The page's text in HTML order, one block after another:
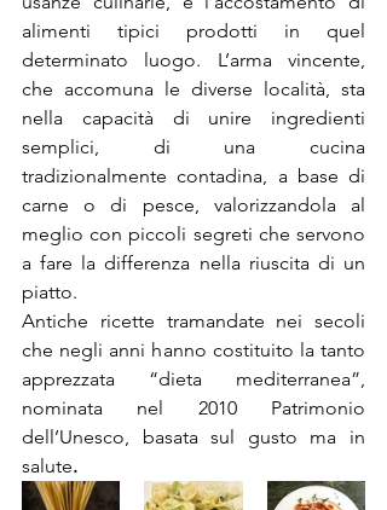
alimenti tipici prodotti in quel
determinato luogo. L’arma vincente,
che accomuna le diverse località, sta
nella capacità di unire ingredienti
semplici, di una cucina
tradizionalmente contadina, a base di
carne o di pesce, valorizzandola al
meglio con piccoli segreti che servono
a fare la differenza nella riuscita di un
piatto.
Antiche ricette tramandate nei secoli
che negli anni hanno costituito la tanto
apprezzata “dieta mediterranea”,
nominata nel 2010 Patrimonio
dell’Unesco, basata sul gusto ma in
salute.